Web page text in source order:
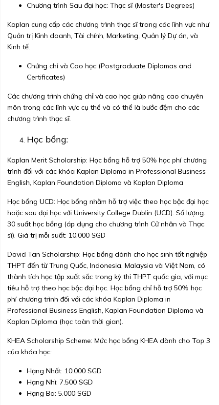
Chương trình Sau đại học: Thạc sĩ (Master's Degrees)
Kaplan cung cấp các chương trình thạc sĩ trong các lĩnh vực như
Quản trị Kinh doanh, Tài chính, Marketing, Quản lý Dự án, và
Kinh tế.
Chứng chỉ và Cao học (Postgraduate Diplomas and
Certificates)
Các chương trình chứng chỉ và cao học giúp nâng cao chuyên
môn trong các lĩnh vực cụ thể và có thể là bước đệm cho các
chương trình thạc sĩ.
Học bổng:
Kaplan Merit Scholarship: Học bổng hỗ trợ 50% học phí chương
trình đối với các khóa Kaplan Diploma in Professional Business
English, Kaplan Foundation Diploma và Kaplan Diploma
Học bổng UCD: Học bổng nhằm hỗ trợ việc theo học bậc đại học
hoặc sau đại học với University College Dublin (UCD). Số lượng:
30 suất học bổng (áp dụng cho chương trình Cử nhân và Thạc
sĩ). Giá trị mỗi suất: 10.000 SGD
David Tan Scholarship: Học bổng dành cho học sinh tốt nghiệp
THPT đến từ Trung Quốc, Indonesia, Malaysia và Việt Nam, có
thành tích học tập xuất sắc trong kỳ thi THPT quốc gia, với mục
tiêu hỗ trợ theo học bậc đại học. Học bổng chỉ hỗ trợ 50% học
phí chương trình đối với các khóa Kaplan Diploma in
Professional Business English, Kaplan Foundation Diploma và
Kaplan Diploma (học toàn thời gian).
KHEA Scholarship Scheme: Mức học bổng KHEA dành cho Top 3
của khóa học:
Hạng Nhất: 10.000 SGD
Hạng Nhì: 7.500 SGD
Hạng Ba: 5.000 SGD